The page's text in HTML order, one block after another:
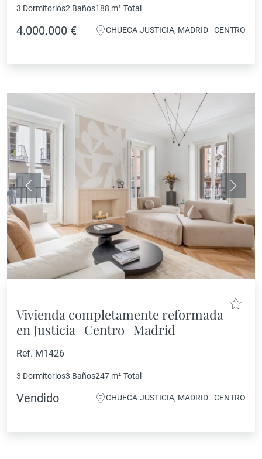
3 Dormitorios2 Baños188 m² Total
4.000.000 € CHUECA-JUSTICIA, MADRID - CENTRO
Anterior
Vivienda completamente reformada
en Justicia | Centro | Madrid
Ref. M1426
3 Dormitorios3 Baños247 m² Total
Vendido CHUECA-JUSTICIA, MADRID - CENTRO